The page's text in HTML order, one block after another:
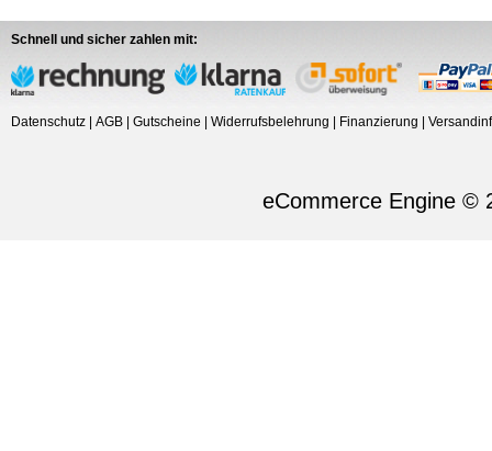
Schnell und sicher zahlen mit:
Datenschutz | AGB | Gutscheine | Widerrufsbelehrung | Finanzierung |
eCommerce Engine ©